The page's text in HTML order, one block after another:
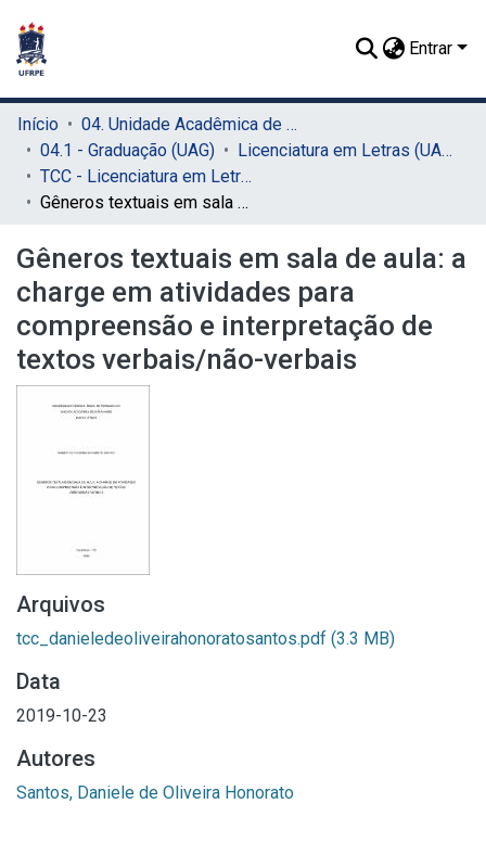
Entrar
Início
04. Unidade Acadêmica de Garanhuns (UAG)
04.1 - Graduação (UAG)
Licenciatura em Letras (UAG)
TCC - Licenciatura em Letras (UAG)
Gêneros textuais em sala de aula: a charge em atividades para compreensão e interpretação de textos verbais/não-verbais
Gêneros textuais em sala de aula: a
charge em atividades para
compreensão e interpretação de
textos verbais/não-verbais
Arquivos
tcc_danieledeoliveirahonoratosantos.pdf (3.3 MB)
Data
2019-10-23
Autores
Santos, Daniele de Oliveira Honorato